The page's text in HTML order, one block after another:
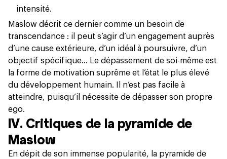
intensité.
Maslow décrit ce dernier comme un besoin de
transcendance : il peut s’agir d’un engagement auprès
d’une cause extérieure, d’un idéal à poursuivre, d’un
objectif spécifique… Le dépassement de soi-même est
la forme de motivation suprême et l’état le plus élevé
du développement humain. Il n’est pas facile à
atteindre, puisqu’il nécessite de dépasser son propre
ego.
IV. Critiques de la pyramide de
Maslow
En dépit de son immense popularité, la pyramide de